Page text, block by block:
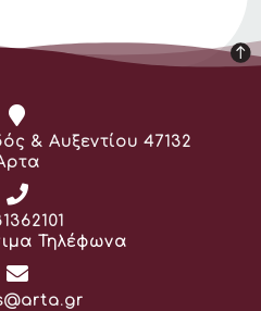
& Αυξεντίου 47132
Τηλέφωνα